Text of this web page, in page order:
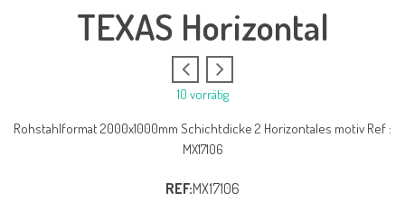
TEXAS Horizontal
10 vorrätig
Rohstahlformat 2000x1000mm Schichtdicke 2 Horizontales motiv Ref :
MX17106
REF:MX17106